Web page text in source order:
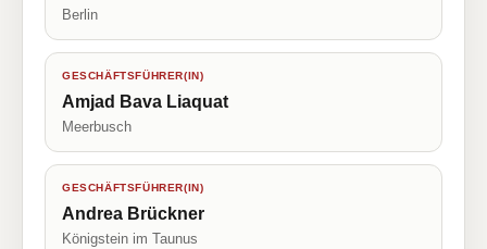
Berlin
GESCHÄFTSFÜHRER(IN)
Amjad Bava Liaquat
Meerbusch
GESCHÄFTSFÜHRER(IN)
Andrea Brückner
Königstein im Taunus